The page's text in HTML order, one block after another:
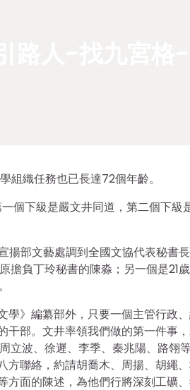
組織任務也已長達72個年齡。
個下級是嚴文井同道，第二個下
揚部文藝處調到全國文協代表秘書
擔負丁玲秘書的陳淼；另一個是21
學》編纂部外，只要一個主管行政
干部。文井率領我們做的第一件事
立波、徐遲、李季、秦兆陽、路翎
方聯絡，約請胡喬木、周揚、胡繩
方面的陳述，為他們行將深刻工礦